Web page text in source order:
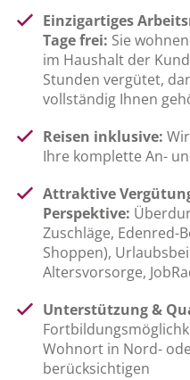
Einzigartiges
Tage frei: Sie
im Haushalt der
Stunden vergütet,
vollständig Ihnen
Reisen inklusive:
Ihre komplette An-
Attraktive
Perspektive:
Zuschläge, Edenred-
Shoppen),
Altersvorsorge,
Unterstützung &
Wohnort in Nord-
berücksichtigen